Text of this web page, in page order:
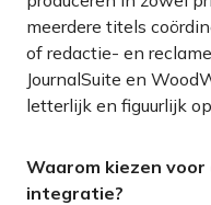
meerdere titels
of redactie- en
JournalSuite en
letterlijk en figuurlijk
Waarom kiezen
integratie?